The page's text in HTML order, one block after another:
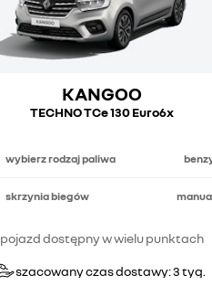
KANGOO
TECHNO TCe 130 Euro6x
wybierz rodzaj paliwa
skrzynia biegów
pojazd dostępny w wielu punktach
szacowany czas dostawy: 3 tyg.